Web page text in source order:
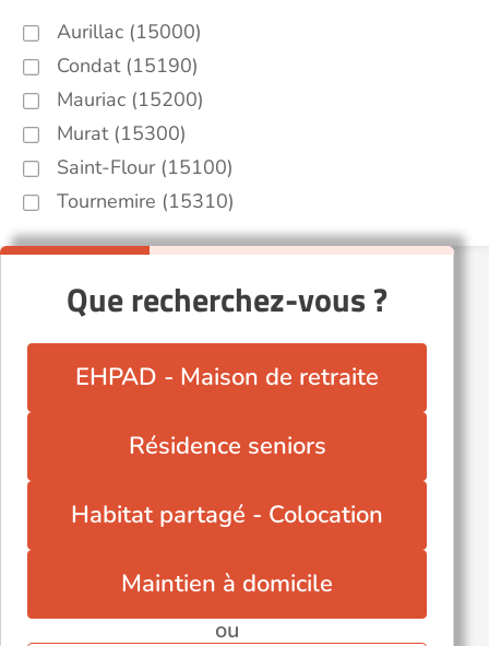
Aurillac (15000)
Condat (15190)
Mauriac (15200)
Murat (15300)
Saint-Flour (15100)
Tournemire (15310)
Que recherchez-vous ?
EHPAD - Maison de retraite
Résidence seniors
Habitat partagé - Colocation
Maintien à domicile
ou